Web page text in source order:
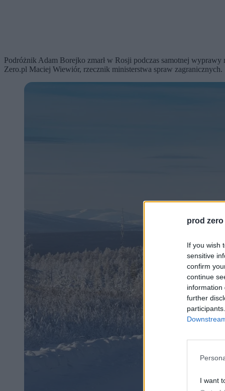
prod zero
If you wish
sensitive
confirm
continue
information
further
I want
Podróżnik Adam Borejko zmarł w Rosji podczas samotnej
Zero.pl Maciej Wiewiór, rzecznik ministerstwa spraw zagranicznych.